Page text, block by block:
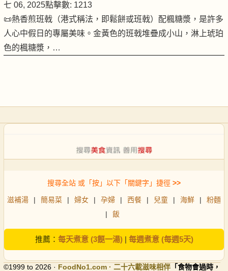
七 06, 2025點擊數: 1213
📜熱香煎班戟（港式稱法，即鬆餅或班戟）配楓糖漿，是許多
人心中假日的專屬美味。金黃色的班戟堆疊成小山，淋上琥珀
色的楓糖漿，…
搜尋全站 或「按」以下「關鍵字」捷徑 >>
滋補湯 | 簡易菜 | 婦女 | 孕婦 | 西餐 | 兒童 | 海鮮 |
粉麵
|
飯
推薦： 每天煮意 (3餸一湯)| 每週煮意 (每週5天)
©1999 to 2026 · FoodNo1.com · 二十六載滋味相伴 「食物會過時，